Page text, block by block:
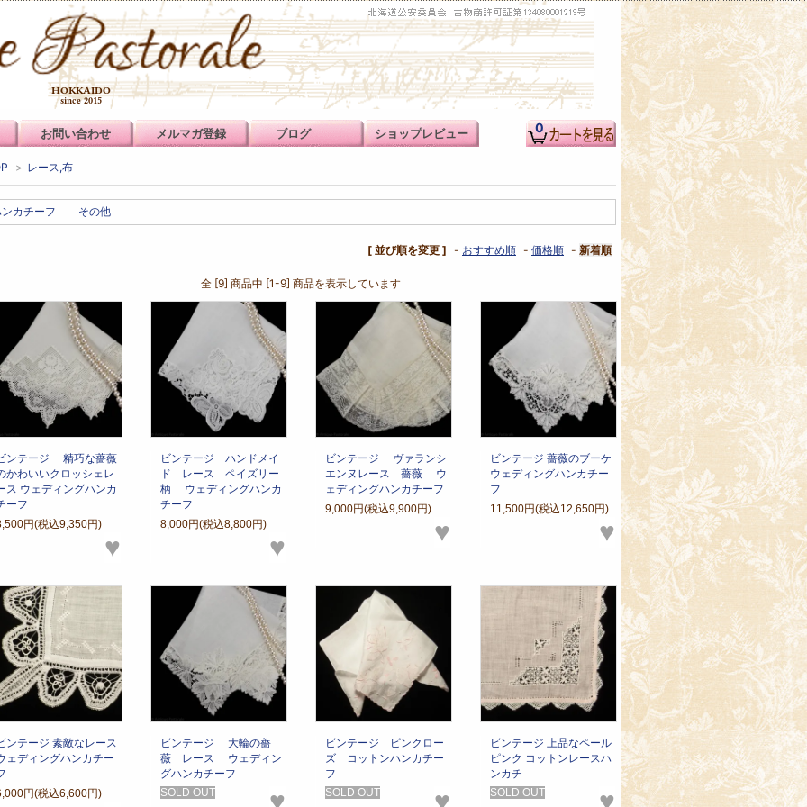
お問い合わせ メルマガ登録 ブログ ショップレビュー 0
> レース,布
カチーフ その他
[ 並び順を変更 ] - おすすめ順 - 価格順 - 新着順
全 [9] 商品中 [1-9] 商品を表示しています
ンテージ 精巧な薔薇
かわいいクロッシェレ
ス ウェディングハンカ
ーフ
円(税込9,350円)
♥
ビンテージ ハンドメイ
ド レース ペイズリー
柄 ウェディングハンカ
チーフ
8,000円(税込8,800円)
♥
ビンテージ ヴァランシ
エンヌレース 薔薇 ウ
ェディングハンカチーフ
9,000円(税込9,900円)
♥
ビンテージ 薔薇のブーケ
ウェディングハンカチー
フ
11,500円(税込12,650円)
♥
ンテージ 素敵なレース
ェディングハンカチー
円(税込6,600円)
ビンテージ 大輪の薔
薇 レース ウェディン
グハンカチーフ
SOLD OUT
ビンテージ ピンクロー
ズ コットンハンカチー
フ
SOLD OUT
ビンテージ 上品なペール
ピンク コットンレースハ
ンカチ
SOLD OUT